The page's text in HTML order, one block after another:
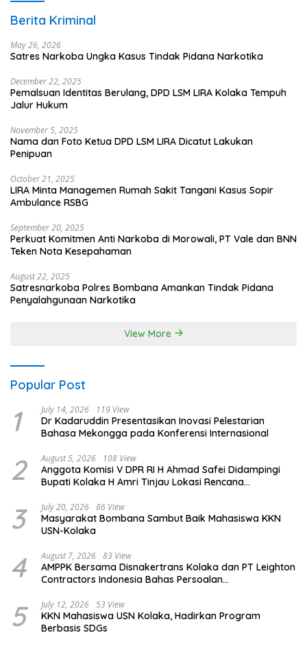
Berita Kriminal
May 26, 2026
Satres Narkoba Ungka Kasus Tindak Pidana Narkotika
December 22, 2025
Pemalsuan Identitas Berulang, DPD LSM LIRA Kolaka Tempuh
Jalur Hukum
November 5, 2025
Nama dan Foto Ketua DPD LSM LIRA Dicatut Lakukan
Penipuan
October 21, 2025
LIRA Minta Managemen Rumah Sakit Tangani Kasus Sopir
Ambulance RSBG
September 20, 2025
Perkuat Komitmen Anti Narkoba di Morowali, PT Vale dan BNN
Teken Nota Kesepahaman
August 22, 2025
Satresnarkoba Polres Bombana Amankan Tindak Pidana
Penyalahgunaan Narkotika
View More
Popular Post
1 July 14, 2026 119 View
Dr Kadaruddin Presentasikan Inovasi Pelestarian
Bahasa Mekongga pada Konferensi Internasional
2 August 5, 2026 108 View
Anggota Komisi V DPR RI H Ahmad Safei Didampingi
Bupati Kolaka H Amri Tinjau Lokasi Rencana
Wundulako
3 July 20, 2026 86 View
Masyarakat Bombana Sambut Baik Mahasiswa KKN
USN-Kolaka
4 August 7, 2026 83 View
AMPPK Bersama Disnakertrans Kolaka dan PT Leighton
Contractors Indonesia Bahas Persoalan
5 July 12, 2026 53 View
KKN Mahasiswa USN Kolaka, Hadirkan Program
Berbasis SDGs